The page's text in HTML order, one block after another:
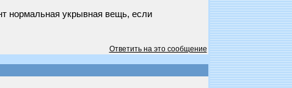
нормальная укрывная вещь, если
Ответить на это сообщение